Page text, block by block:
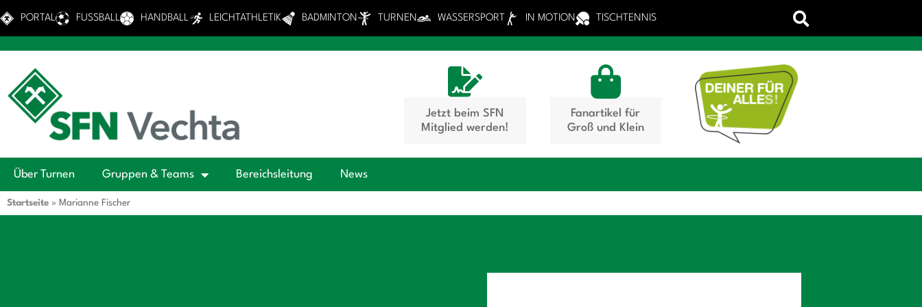
PORTAL FUSSBALL HANDBALL LEICHTATHLETIK BADMINTON TURNEN WASSERSPORT IN MOTION TISCHTENNIS
Jetzt beim SFN
Mitglied werden!
Fanartikel für
Groß und Klein
Über Turnen Gruppen & Teams Bereichsleitung News
Startseite » Marianne Fischer